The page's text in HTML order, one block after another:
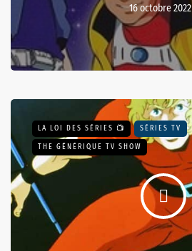
16 octobre 2022
LA LOI DES SÉRIES 📺 SÉRIES TV
THE GÉNÉRIQUE TV SHOW